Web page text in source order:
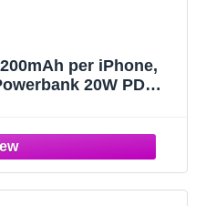
per iPhone,
20W PD
14/14 Pro
ecc (Rosa)